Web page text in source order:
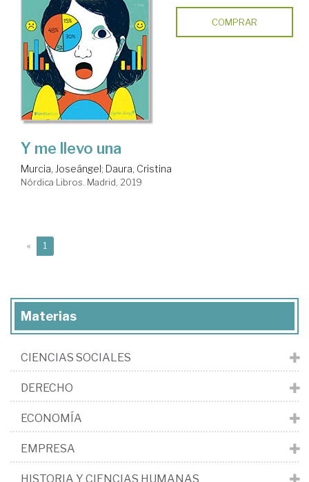
COMPRAR
Y me llevo una
Murcia, Joseángel; Daura, Cristina
Nórdica Libros. Madrid, 2019
« 1
Materias
CIENCIAS SOCIALES
DERECHO
ECONOMÍA
EMPRESA
HISTORIA Y CIENCIAS HUMANAS